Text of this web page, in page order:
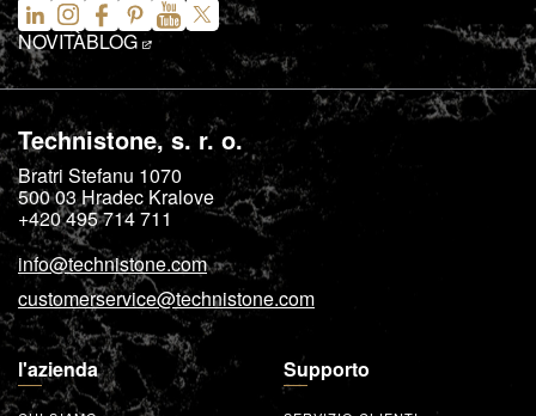
NOVITÀBLOG
Technistone, s. r. o.
Bratri Stefanu 1070
500 03Hradec Kralove
+420 495 714 711
info@technistone.com
customerservice@technistone.com
l'azienda Supporto